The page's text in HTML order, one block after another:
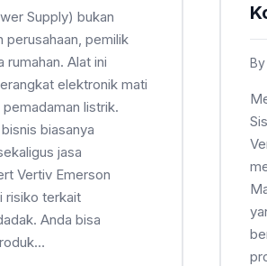
Supply) bukan
perusahaan, pemilik
rumahan. Alat ini
elektronik mati
listrik.
biasanya
jasa
Vertiv Emerson
risiko terkait
Anda bisa
By